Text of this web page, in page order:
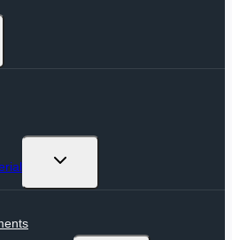
Untermenü